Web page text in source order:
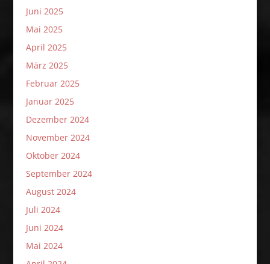
Juni 2025
Mai 2025
April 2025
März 2025
Februar 2025
Januar 2025
Dezember 2024
November 2024
Oktober 2024
September 2024
August 2024
Juli 2024
Juni 2024
Mai 2024